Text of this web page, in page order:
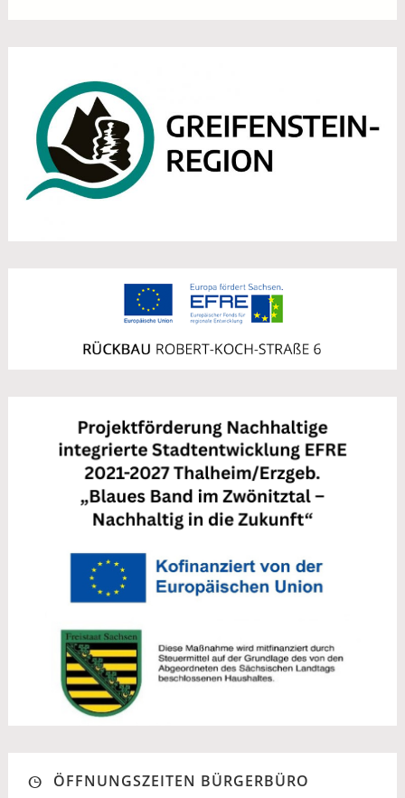
ÖFFNUNGSZEITEN BÜRGERBÜRO